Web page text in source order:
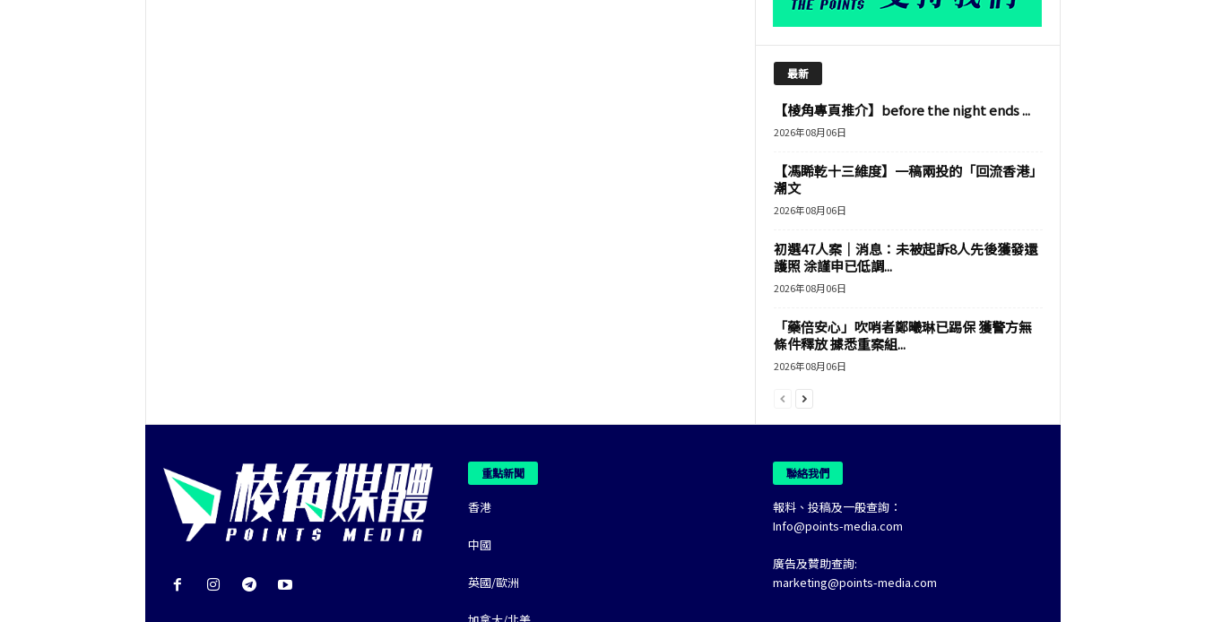
最新
【棱角專頁推介】before the night ends ...
2026年08月06日
【馮睎乾十三維度】一稿兩投的「回流香港」
潮文
2026年08月06日
初選47人案｜消息：未被起訴8人先後獲發還
護照 涂謹申已低調...
2026年08月06日
「藥倍安心」吹哨者鄭曦琳已踢保 獲警方無
條件釋放 據悉重案組...
2026年08月06日
重點新聞
香港
中國
英國/歐洲
聯絡我們
報料、投稿及一般查詢：
Info@points-media.com
廣告及贊助查詢:
marketing@points-media.com